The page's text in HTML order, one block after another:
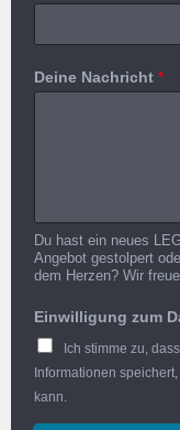
Deine Nachricht *
Du hast ein neues
Angebot gestolpert
dem Herzen? Wir
Einwilligung zum
Ich stimme zu,
Informationen
kann.